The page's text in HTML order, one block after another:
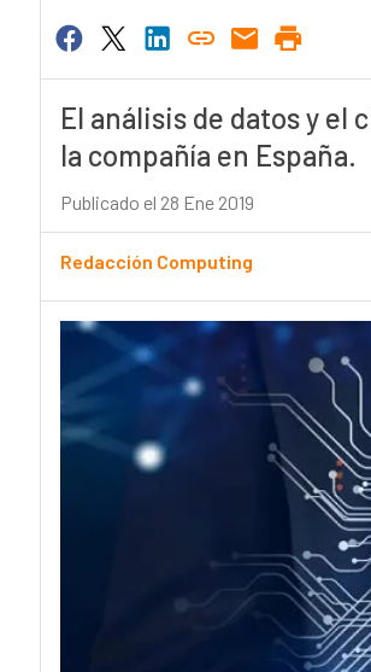
El análisis de datos y
la compañía en España.
Publicado el 28 Ene 2019
Redacción Computing